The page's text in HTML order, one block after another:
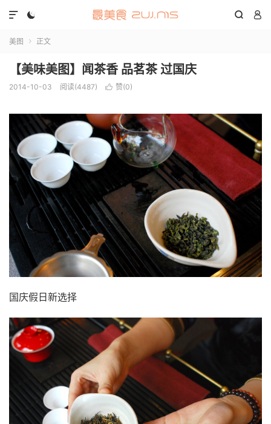
  

美图  正文
【美味美图】闻茶香 品茗茶 过国庆
2014-10-03 阅读(4487)  赞(0)
国庆假日新选择